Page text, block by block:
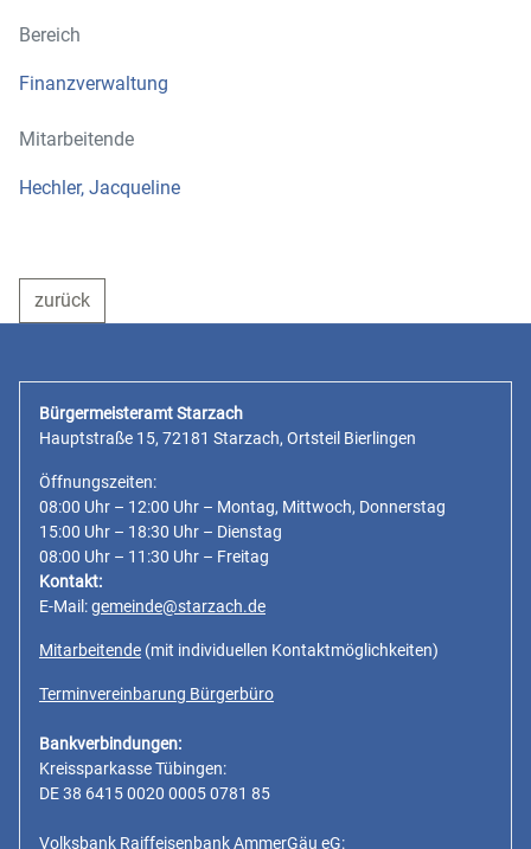
Bereich
Finanzverwaltung
Mitarbeitende
Hechler, Jacqueline
zurück
Bürgermeisteramt Starzach
Hauptstraße 15, 72181 Starzach, Ortsteil Bierlingen
Öffnungszeiten:
08:00 Uhr – 12:00 Uhr – Montag, Mittwoch, Donnerstag
15:00 Uhr – 18:30 Uhr – Dienstag
08:00 Uhr – 11:30 Uhr – Freitag
Kontakt:
E-Mail:gemeinde@starzach.de
Mitarbeitende (mit individuellen Kontaktmöglichkeiten)
Terminvereinbarung Bürgerbüro
Bankverbindungen:
Kreissparkasse Tübingen:
DE 38 6415 0020 0005 0781 85
Volksbank Raiffeisenbank AmmerGäu eG: